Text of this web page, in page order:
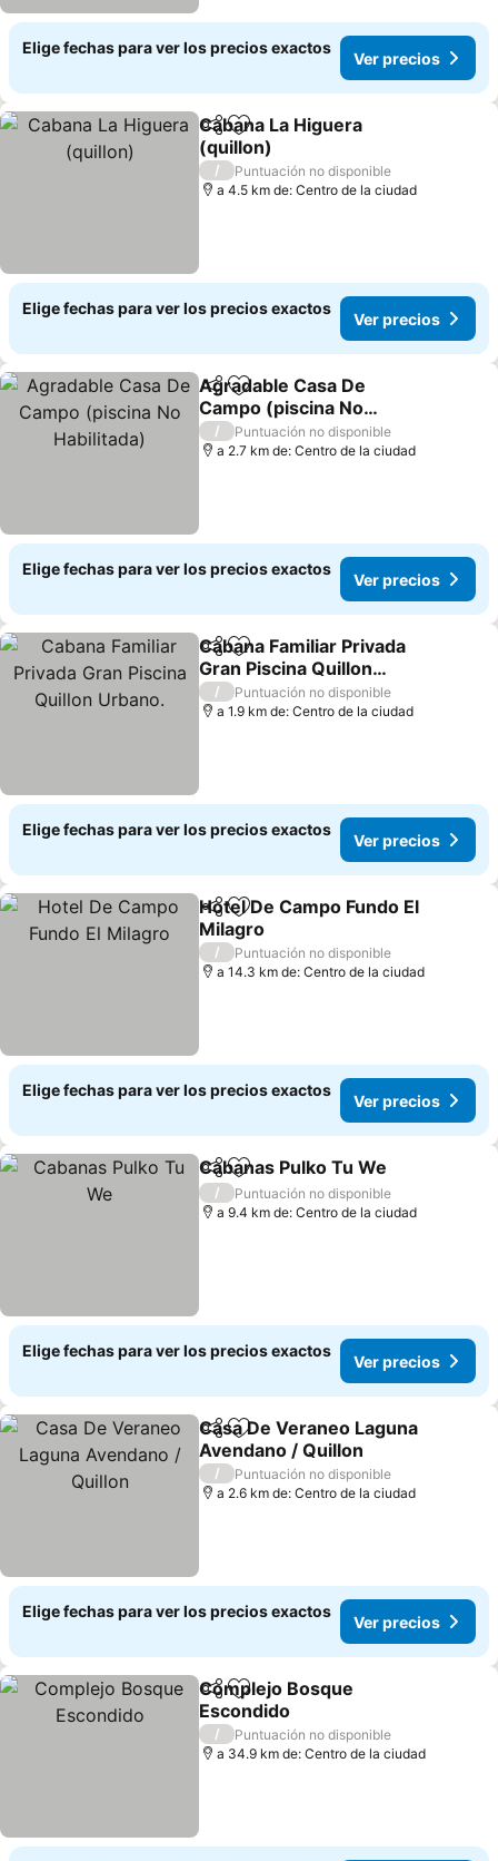
Elige fechas para ver los precios exactos
Ver precios
CompartirAgregar a favoritos
Cabana La Higuera
(quillon)
Ver precios
/
Puntuación no disponible
a 4.5 km de: Centro de la ciudad
Elige fechas para ver los precios exactos
Ver precios
CompartirAgregar a favoritos
Agradable Casa De
Campo (piscina No
Habilitada)
Ver precios
/
Puntuación no disponible
a 2.7 km de: Centro de la ciudad
Elige fechas para ver los precios exactos
Ver precios
CompartirAgregar a favoritos
Cabana Familiar Privada
Gran Piscina Quillon
Urbano.
Ver precios
/
Puntuación no disponible
a 1.9 km de: Centro de la ciudad
Elige fechas para ver los precios exactos
Ver precios
CompartirAgregar a favoritos
Hotel De Campo Fundo El
Milagro
Ver precios
/
Puntuación no disponible
a 14.3 km de: Centro de la ciudad
Elige fechas para ver los precios exactos
Ver precios
CompartirAgregar a favoritos
Cabanas Pulko Tu We
/
Puntuación no disponible
a 9.4 km de: Centro de la ciudad
Elige fechas para ver los precios exactos
Ver precios
CompartirAgregar a favoritos
Casa De Veraneo Laguna
Avendano / Quillon
Ver precios
/
Puntuación no disponible
a 2.6 km de: Centro de la ciudad
Elige fechas para ver los precios exactos
Ver precios
CompartirAgregar a favoritos
Complejo Bosque
Escondido
Ver precios
/
Puntuación no disponible
a 34.9 km de: Centro de la ciudad